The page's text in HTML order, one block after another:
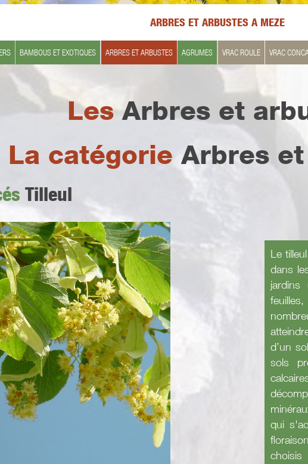
ARBRES ET ARBUSTES A MEZE
BAMBOUS ET EXOTIQUES ARBRES ET ARBUSTES AGRUMES VRAC ROULE VRAC
LesArbres et
La catégorie Arbres
Tilleul
Le
dans
jardins
d’un
sols
qui